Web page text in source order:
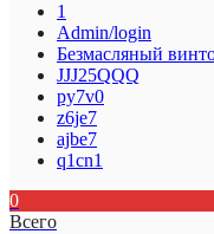
1
Admin/login
Безмасляный
JJJ25QQQ
py7v0
z6je7
ajbe7
q1cn1
0
Всего